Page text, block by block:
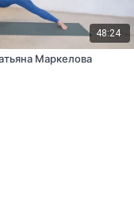
48:24
Маркелова